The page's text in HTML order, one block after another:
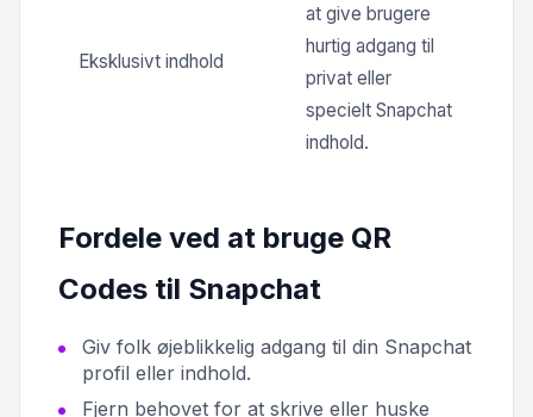
Eksklusivt indhold
at give brugere
hurtig adgang til
privat eller
specielt Snapchat
indhold.
Fordele ved at bruge QR
Codes til Snapchat
Giv folk øjeblikkelig adgang til din Snapchat
profil eller indhold.
Fjern behovet for at skrive eller huske